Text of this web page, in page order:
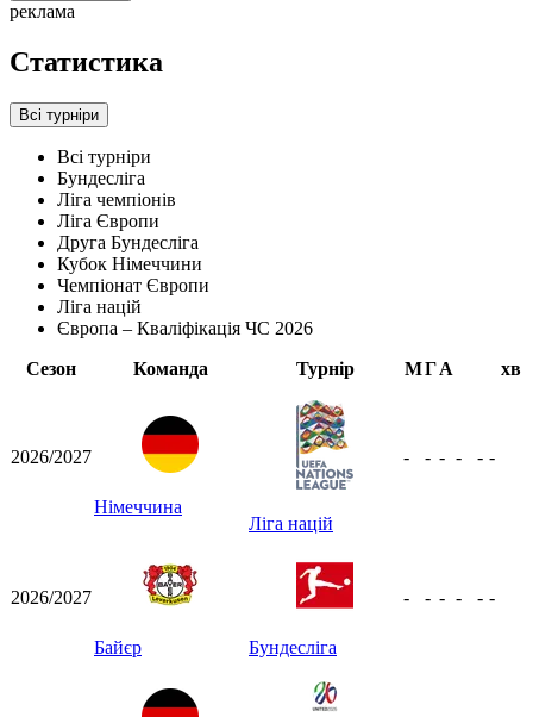
реклама
Статистика
Всі турніри
Всі турніри
Бундесліга
Ліга чемпіонів
Ліга Європи
Друга Бундесліга
Кубок Німеччини
Чемпіонат Європи
Ліга націй
Європа – Кваліфікація ЧС 2026
Сезон
Команда Турнір МГА хв
2026/2027
Німеччина
Ліга націй
- - - - - -
2026/2027
Байєр Бундесліга
- - - - - -